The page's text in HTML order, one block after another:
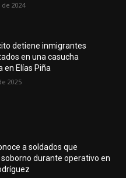
2024
detiene inmigrantes
en una casucha
en Elías Piña
2025
a soldados que
durante operativo en